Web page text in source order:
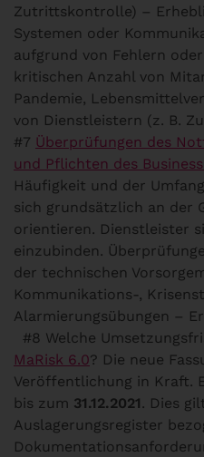
Zutrittskontrolle) –
Systemen oder
aufgrund von Fehlern
kritischen Anzahl von
Pandemie,
von Dienstleistern (z. B.
#7 Überprüfungen des
und Pflichten des
Häufigkeit und der
sich grundsätzlich an der
orientieren. Dienstleister
einzubinden.
der technischen
Kommunikations-,
Alarmierungsübungen –
#8 Welche
MaRisk 6.0? Die neue
Veröffentlichung in Kraft.
bis zum 31.12.2021. Dies
Auslagerungsregister